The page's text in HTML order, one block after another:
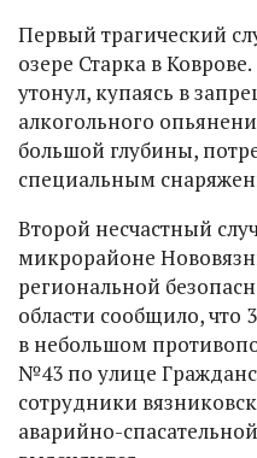
Первый трагический
озере Старка в
утонул, купаясь в
алкогольного
большой глубины,
специальным
Второй несчастный
микрорайоне
региональной
области сообщило, что
в небольшом
№43 по улице
сотрудники
аварийно-